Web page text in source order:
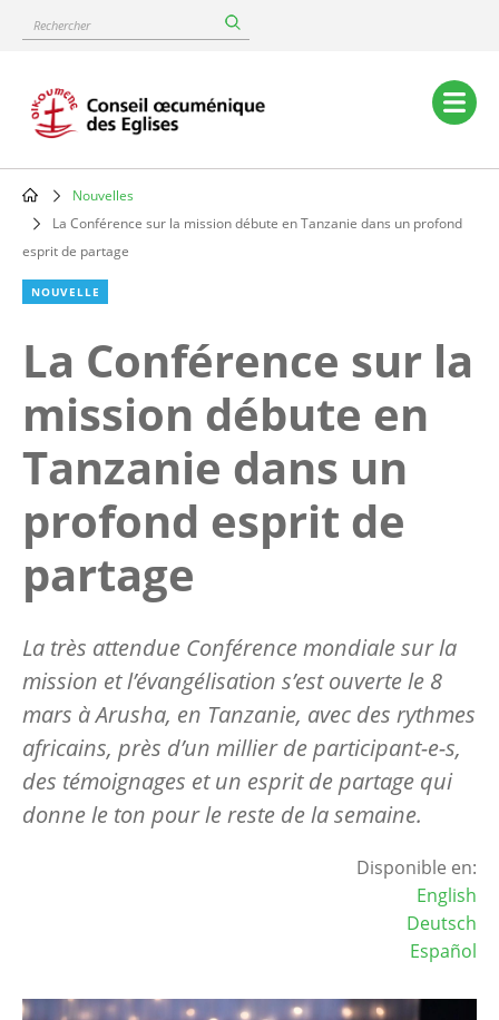
content
Rechercher
Main
navigation
Breadcrumb
Nouvelles
La Conférence sur la mission débute en Tanzanie dans un profond
esprit de partage
NOUVELLE
La Conférence sur la
mission débute en
Tanzanie dans un
profond esprit de
partage
La très attendue Conférence mondiale sur la
mission et l’évangélisation s’est ouverte le 8
mars à Arusha, en Tanzanie, avec des rythmes
africains, près d’un millier de participant-e-s,
des témoignages et un esprit de partage qui
donne le ton pour le reste de la semaine.
Disponible en:
English
Deutsch
Español
Image